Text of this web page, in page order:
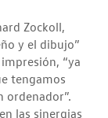
Zockoll,
y el dibujo”
“ya
tengamos
ordenador”.
las sinergias